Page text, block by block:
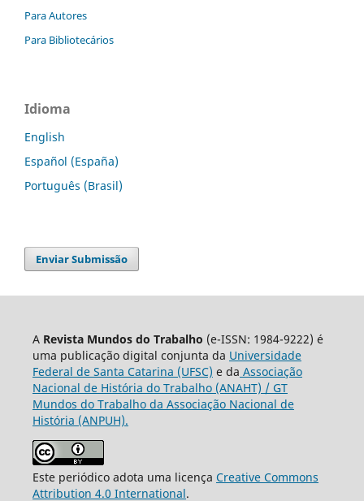
Para Autores
Para Bibliotecários
Idioma
English
Español (España)
Português (Brasil)
Enviar Submissão
A Revista Mundos do Trabalho (e-ISSN: 1984-9222) é
uma publicação digital conjunta da Universidade
Federal de Santa Catarina (UFSC) e da Associação
Nacional de História do Trabalho (ANAHT) / GT
Mundos do Trabalho da Associação Nacional de
História (ANPUH).
Este periódico adota uma licença Creative Commons
Attribution 4.0 International.